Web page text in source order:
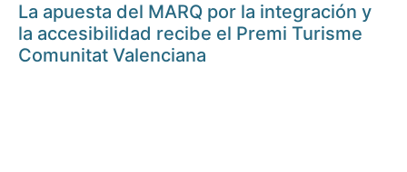
La apuesta del MARQ por la integración y
la accesibilidad recibe el Premi Turisme
Comunitat Valenciana